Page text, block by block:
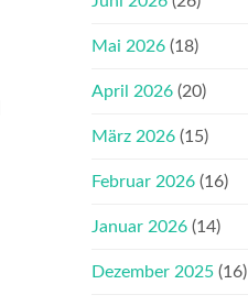
Mai 2026 (18)
April 2026 (20)
März 2026 (15)
Februar 2026 (16)
Januar 2026 (14)
Dezember 2025 (16)